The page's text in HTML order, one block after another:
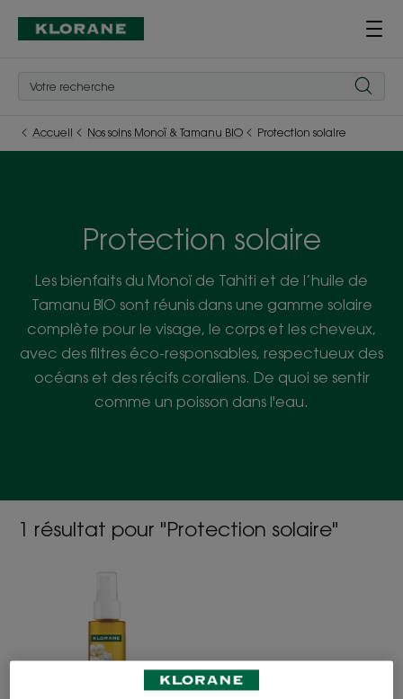
Accueil Nos soins Monoï & Tamanu BIO Protection solaire
Protection solaire
Les bienfaits du Monoï de Tahiti et de l’huile de
Tamanu BIO sont réunis dans une gamme solaire
complète pour le visage, le corps et les cheveux,
avec des filtres éco-responsables, respectueux des
océans et des récifs coraliens. De quoi se sentir
comme un poisson dans l'eau.
1 résultat pour "Protection solaire"
SOLAIRE
et
nourrissante